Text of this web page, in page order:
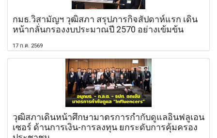
กมธ.วิสามัญฯ วุฒิสภา สรุปภารกิจสัปดาห์แรก เดิน
หน้ากลั่นกรองงบประมาณปี 2570 อย่างเข้มข้น
17 ก.ค. 2569
วุฒิสภาเดินหน้าศึกษามาตรการกำกับดูแลอินฟลูเอน
เซอร์ ด้านการเงิน-การลงทุน ยกระดับการคุ้มครอง